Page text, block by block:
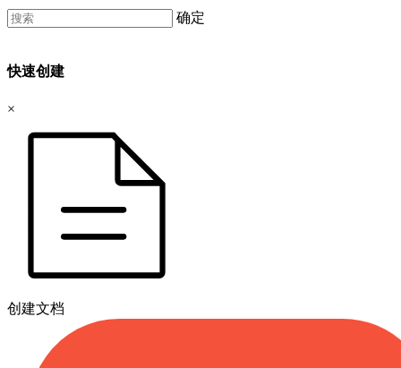
确定
快速创建
×
创建文档